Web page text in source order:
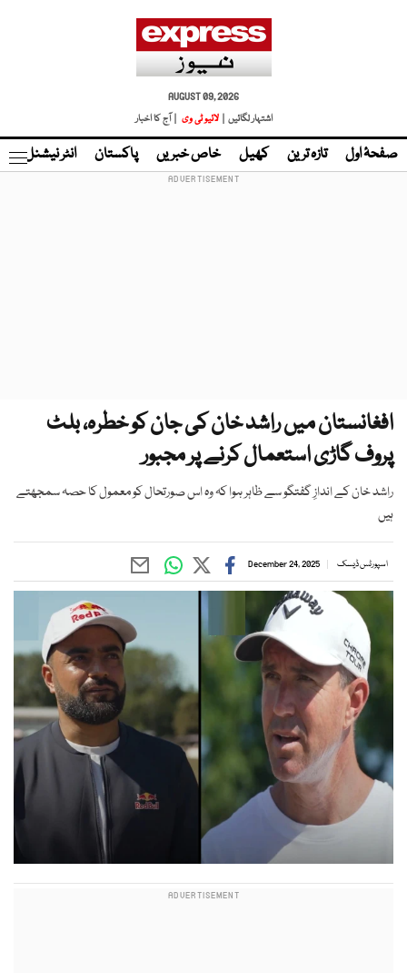
AUGUST 09, 2026
اشتہار لگائیں |
لائیو ٹی وی | آج کا اخبار
صفحۂ اول تازہ ترین کھیل خاص خبریں پاکستان انٹر نیشنل
افغانستان میں راشد خان کی جان کو خطرہ، بلٹ
پروف گاڑی استعمال کرنے پر مجبور
راشد خان کے اندازِ گفتگو سے ظاہر ہوا کہ وہ اس صورتحال کو معمول کا حصہ سمجھتے
ہیں
اسپورٹس ڈیسک December 24, 2025